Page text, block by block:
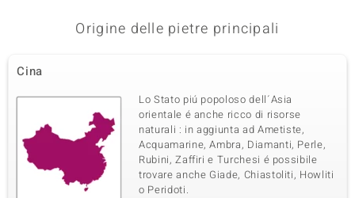
Origine delle pietre principali
Cina
Lo Stato piú popoloso dell´Asia
orientale é anche ricco di risorse
naturali : in aggiunta ad Ametiste,
Acquamarine, Ambra, Diamanti, Perle,
Rubini, Zaffiri e Turchesi é possibile
trovare anche Giade, Chiastoliti, Howliti
o Peridoti.